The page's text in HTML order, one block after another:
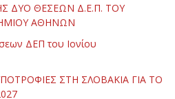
ΔΥΟ ΘΕΣΕΩΝ Δ.Ε.Π. ΤΟΥ
ΑΘΗΝΩΝ
ΔΕΠ του Ιονίου
ΣΤΗ ΣΛΟΒΑΚΙΑ ΓΙΑ ΤΟ